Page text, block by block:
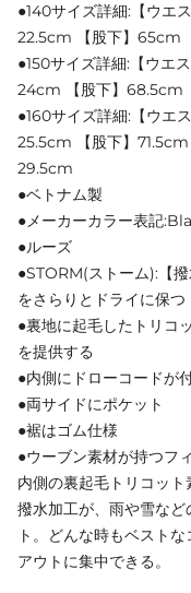
●140サイズ詳細:【ウエ
22.5cm 【股下】65cm
●150サイズ詳細:【ウエ
24cm 【股下】68.5cm
●160サイズ詳細:【ウエ
25.5cm 【股下】71.5cm
29.5cm
●ベトナム製
●メーカーカラー表記
●ルーズ
●STORM(ストーム):【
をさらりとドライに保つ
●裏地に起毛したトリコ
を提供する
●内側にドローコードが
●両サイドにポケット
●裾はゴム仕様
●ウーブン素材が持つフ
内側の裏起毛トリコッ
撥水加工が、雨や雪な
ト。どんな時もベスト
アウトに集中できる。